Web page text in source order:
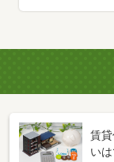
賃
い